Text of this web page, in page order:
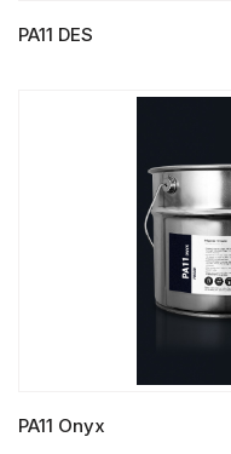
PA11 DES
PA11 Onyx